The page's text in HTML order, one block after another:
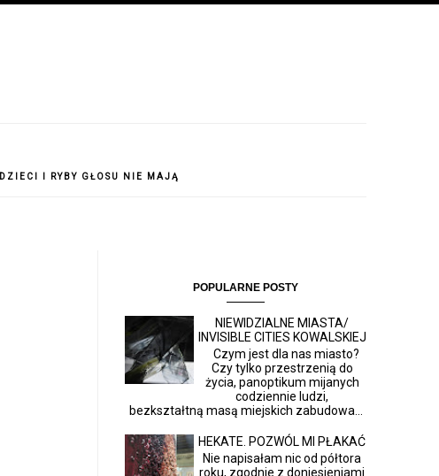
DZIECI I RYBY GŁOSU NIE MAJĄ
POPULARNE POSTY
NIEWIDZIALNE MIASTA/
INVISIBLE CITIES KOWALSKIEJ
Czym jest dla nas miasto?
Czy tylko przestrzenią do
życia, panoptikum mijanych
codziennie ludzi,
bezkształtną masą miejskich zabudowa...
HEKATE. POZWÓL MI PŁAKAĆ
Nie napisałam nic od półtora
roku, zgodnie z doniesieniami